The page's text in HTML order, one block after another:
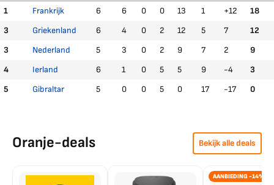
1 Frankrijk 6 6 0 0 13 1 +12
18
3
Griekenland 6 4 0 2 12 5 7
12
3
Nederland 5 3 0 2 9 7 2
9
4
Ierland 6 1 0 5 5 9 -4
3
5
Gibraltar 5 0 0 5 0 17 -17 0
Oranje-deals Bekijk alle deals
AANBIEDING -14%